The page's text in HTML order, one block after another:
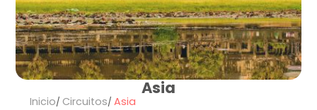
Asia
Inicio Circuitos Asia